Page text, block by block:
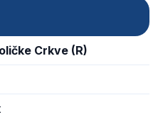
Crkve (R)